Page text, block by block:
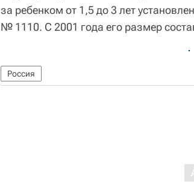
за ребенком от 1,5 до 3 лет
№ 1110. С 2001 года его размер
Россия